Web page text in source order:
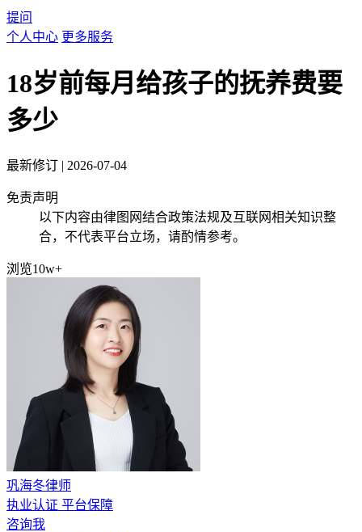
提问
个人中心 更多服务
18岁前每月给孩子的抚养费要
多少
最新修订 | 2026-07-04
免责声明
以下内容由律图网结合政策法规及互联网相关知识整
合，不代表平台立场，请酌情参考。
浏览10w+
巩海冬律师
执业认证 平台保障
咨询我